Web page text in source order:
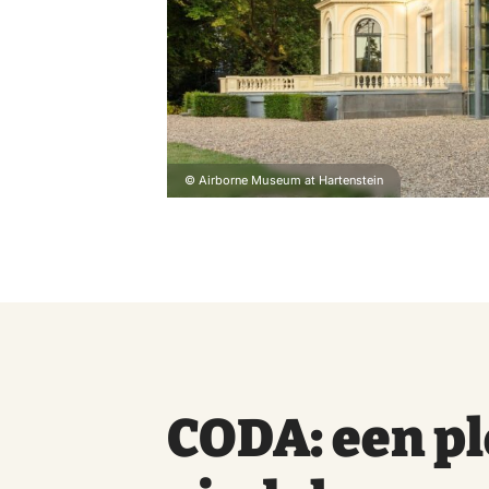
© Airborne Museum at Hartenstein
CODA: een